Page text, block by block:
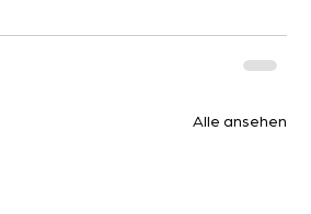
Alle ansehen